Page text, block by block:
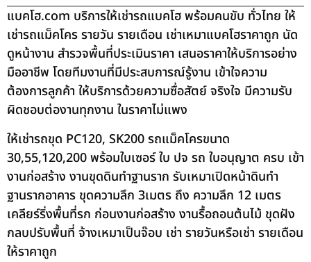
แบคโฮ.com บริการให้เช่ารถแบคโฮ พร้อมคนขับ ทั่วไทย ให้
เช่ารถแม็คโคร รายวัน รายเดือน เช่าเหมาแบคโฮราคาถูก นัด
ดูหน้างาน สำรวจพื้นที่ประเมินราคา เสนอราคาให้บริการอย่าง
มืออาชีพ โดยทีมงานที่มีประสบการณ์รู้งาน เข้าใจความ
ต้องการลูกค้า ให้บริการด้วยความซื่อสัตย์ จริงใจ มีความรับ
ผิดชอบต่องานทุกงาน ในราคาไม่แพง
ให้เช่ารถขุด PC120, SK200 รถแม็คโครขนาด
30,55,120,200 พร้อมใบเซอร์ ใบ ปจ รถ ใบอนุญาต ครบ เข้า
งานก่อสร้าง งานขุดดินทำฐานราก รับเหมาเปิดหน้าดินทำ
ฐานรากอาคาร ขุดความลึก 3เมตร ถึง ความลึก 12 เมตร
เคลียร์ริ่งพื้นที่รก ก่อนงานก่อสร้าง งานรื้อถอนต้นไม้ ขุดฝัง
กลบปรับพื้นที่ จ้างเหมาเป็นจ๊อบ เช่า รายวันหรือเช่า รายเดือน
ให้ราคาถูก